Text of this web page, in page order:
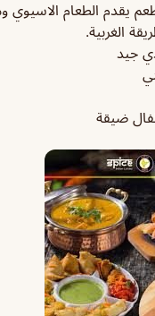
يقدم الطعام الاسيوي
الغربية.
جيد
ضيقة